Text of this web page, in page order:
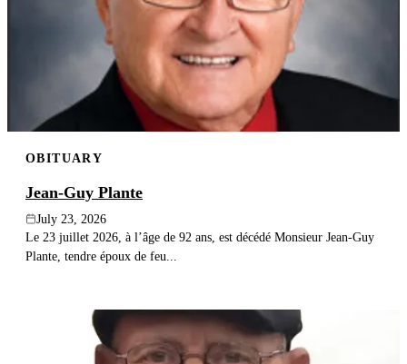
OBITUARY
Jean-Guy Plante
July 23, 2026
Le 23 juillet 2026, à l’âge de 92 ans, est décédé Monsieur Jean-Guy
Plante, tendre époux de feu...